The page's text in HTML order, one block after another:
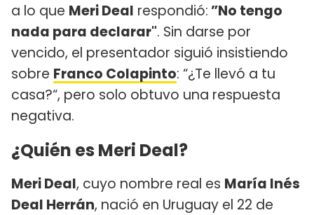
a lo que Meri Deal respondió: ”No tengo
nada para declarar". Sin darse por
vencido, el presentador siguió insistiendo
sobre Franco Colapinto: “¿Te llevó a tu
casa?“, pero solo obtuvo una respuesta
negativa.
¿Quién es Meri Deal?
Meri Deal, cuyo nombre real es María Inés
Deal Herrán, nació en Uruguay el 22 de